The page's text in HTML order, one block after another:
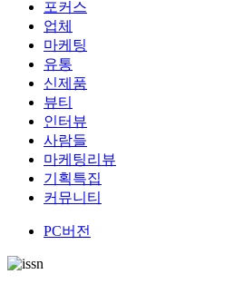
포커스
업체
마케팅
유통
신제품
뷰티
인터뷰
사람들
마케팅리뷰
기획특집
커뮤니티
PC버전